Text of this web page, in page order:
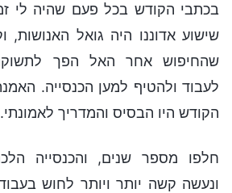
בכתבי הקודש בכל פעם שהיה לי
שישוע אדוננו היה גואל האנושות,
שהחיפוש אחר האל הפך
לעבוד ולהטיף למען הכנסייה.
הקודש היו הבסיס והמדריך לאמונתי.
חלפו מספר שנים, והכנסייה
ונעשה קשה יותר ויותר לחוש